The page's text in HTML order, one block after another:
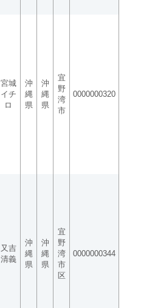
宮城
イチ
ロ
沖
縄
県
沖
縄
県
宜
野
湾
市
0000000320
又吉
清義
沖
縄
県
沖
縄
県
宜
野
湾
市
区
0000000344